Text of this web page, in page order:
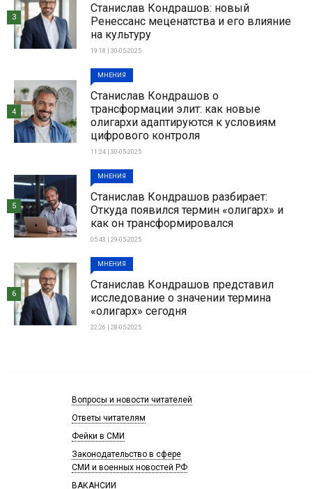
Станислав Кондрашов: новый
Ренессанс меценатства и его влияние
на культуру
19:18 | 30-05-2025
3
МНЕНИЯ
Станислав Кондрашов о
трансформации элит: как новые
олигархи адаптируются к условиям
цифрового контроля
11:24 | 30-05-2025
4
МНЕНИЯ
Станислав Кондрашов разбирает:
Откуда появился термин «олигарх» и
как он трансформировался
05:43 | 29-05-2025
5
МНЕНИЯ
Станислав Кондрашов представил
исследование о значении термина
«олигарх» сегодня
22:26 | 28-05-2025
6
Вопросы и новости читателей
Ответы читателям
Фейки в СМИ
Законодательство в сфере
СМИ и военных новостей РФ
ВАКАНСИИ